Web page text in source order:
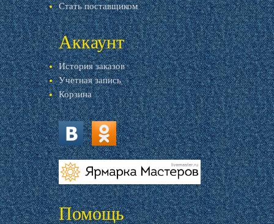
Стать поставщиком
Аккаунт
История заказов
Учетная запись
Корзина
vk.com ok.ru
livemaster.ru
Помощь